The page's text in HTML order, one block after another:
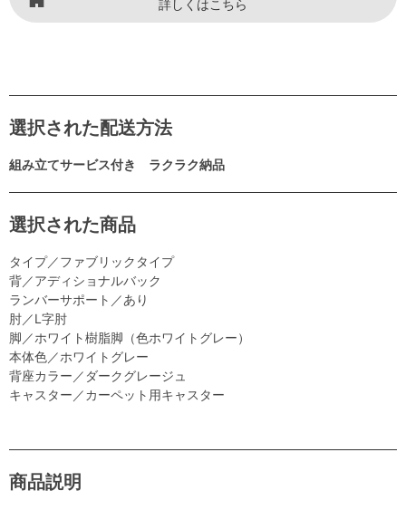
詳しくはこちら
選択された配送方法
組み立てサービス付き ラクラク納品
選択された商品
タイプ／ファブリックタイプ
背／アディショナルバック
ランバーサポート／あり
肘／L字肘
脚／ホワイト樹脂脚（色ホワイトグレー）
本体色／ホワイトグレー
背座カラー／ダークグレージュ
キャスター／カーペット用キャスター
商品説明